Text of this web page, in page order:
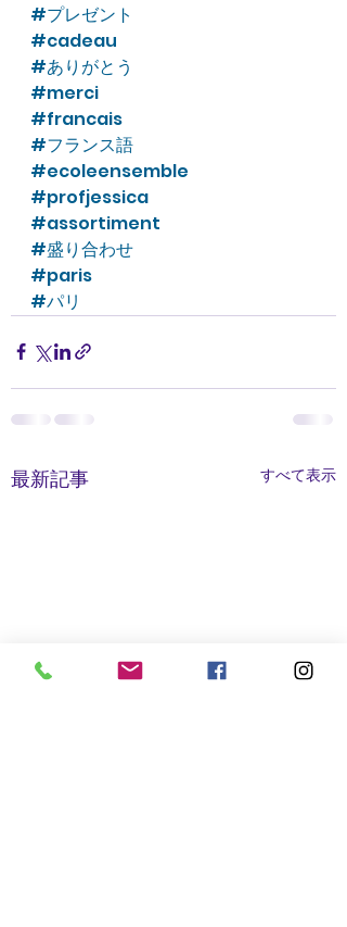
#プレゼント
#cadeau
#ありがとう
#merci
#francais
#フランス語
#ecoleensemble
#profjessica
#assortiment
#盛り合わせ
#paris
#パリ
最新記事 すべて表示